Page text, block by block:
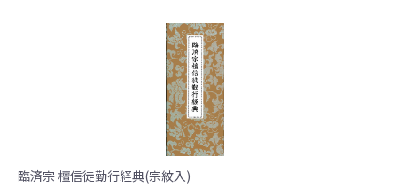
臨済宗 檀信徒勤行経典(宗紋入)